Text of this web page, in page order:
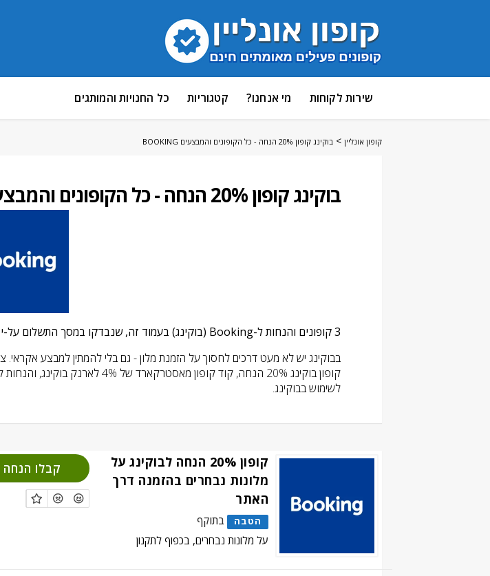
לתוכן
כל החנויות והמותגים קטגוריות מי אנחנו? שירות לקוחות
קופון אונליין > בוקינג קופון 20% הנחה - כל הקופונים והמבצעים BOOKING
בוקינג קופון 20% הנחה - כל הקופונים והמבצעים [2026]
3 קופונים והנחות ל-Booking (בוקינג) בעמוד זה, שנבדקו במסך התשלום על-ידי
בבוקינג יש לא מעט דרכים לחסוך על הזמנת מלון - גם בלי להמתין למבצע אקראי.
לשימוש בבוקינג.
קופון 20% הנחה לבוקינג על
מלונות נבחרים בהזמנה דרך
האתר
הטבה
בתוקף
על מלונות נבחרים, בכפוף לתקנון
קבלו הנחה